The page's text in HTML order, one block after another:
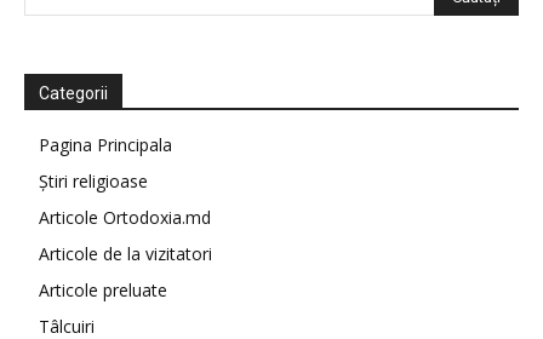
Categorii
Pagina Principala
Știri religioase
Articole Ortodoxia.md
Articole de la vizitatori
Articole preluate
Tâlcuiri